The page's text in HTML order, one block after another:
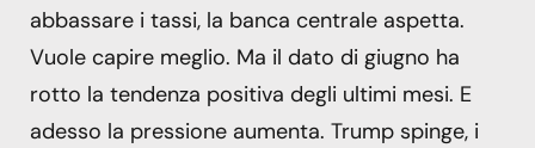
abbassare i tassi, la banca centrale aspetta.
Vuole capire meglio. Ma il dato di giugno ha
rotto la tendenza positiva degli ultimi mesi. E
adesso la pressione aumenta. Trump spinge, i